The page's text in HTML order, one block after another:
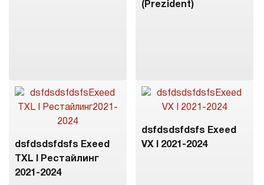
(Prezident)
dsfdsdsfdsfs Exeed
TXL I Рестайлинг
2021-2024
dsfdsdsfdsfs Exeed
VX I 2021-2024